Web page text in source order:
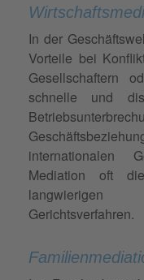
In der
Vorteile bei
Gesellschaftern
schnelle und
internationalen
Mediation oft
langwierigen
Gerichtsverfahren.